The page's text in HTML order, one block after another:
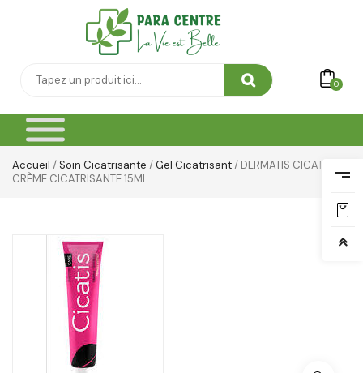
0
Accueil /Soin Cicatrisante /Gel Cicatrisant/ DERMATIS CICATIS
CRÈME CICATRISANTE 15ML
Thé & Tisanes
Toilette & Soin Bébé
Vêtement Amincissant